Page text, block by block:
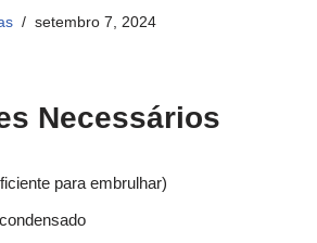
setembro 7, 2024
Necessários
para embrulhar)